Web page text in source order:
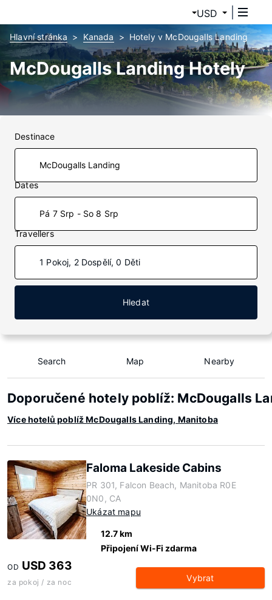
USD
Hlavní stránka Kanada Hotely v McDougalls Landing
McDougalls Landing Hotely
Destinace
Dates
Pá 7 Srp - So 8 Srp
Travellers
1 Pokoj, 2 Dospělí, 0 Děti
Hledat
Search Map Nearby
Doporučené hotely poblíž: McDougalls
Více hotelů poblíž McDougalls Landing, Manitoba
Faloma Lakeside Cabins
PR 301, Falcon Beach, Manitoba R0E
0N0, CA
Ukázat mapu
12.7 km
Připojení Wi-Fi zdarma
OD USD 363
za pokoj / za noc Vybrat